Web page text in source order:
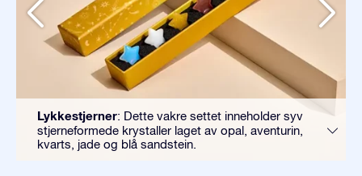
Lykkestjerner: Dette vakre settet inneholder syv
stjerneformede krystaller laget av opal, aventurin,
kvarts, jade og blå sandstein.